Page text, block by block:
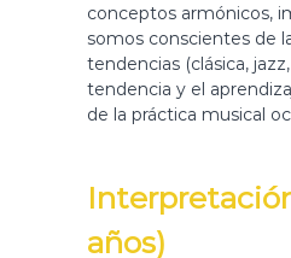
c
e
l
conceptos armónicos,
somos conscientes de
tendencias (clásica,
tendencia y el
de la práctica musical
años)